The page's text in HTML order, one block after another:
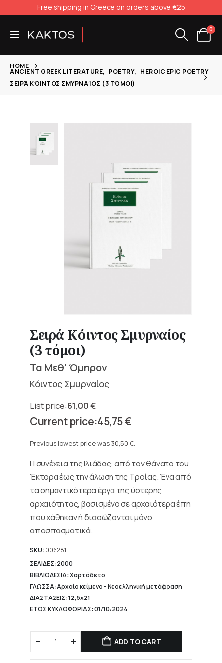
Free shipping in Greece on orders above €25
0
HOME
ANCIENT GREEK LITERATURE, POETRY, HEROIC EPIC POETRY
ΣΕΙΡΆ ΚΌΙΝΤΟΣ ΣΜΥΡΝΑΊΟΣ (3 ΤΌΜΟΙ)
Σειρά Κόιντος Σμυρναίος
(3 τόμοι)
Τα Μεθ' Όμηρον
Κόιντος Σμυρναίος
61,00€
Original
price
61,00 €.
45,75€
price
45,75 €.
Previous lowest price was 30,50 €.
Η συνέχεια της Ιλιάδας: από τον θάνατο του
Έκτορα έως την άλωση της Τροίας. Ένα από
τα σημαντικότερα έργα της ύστερης
αρχαιότητας, βασισμένο σε αρχαιότερα έπη
που χάθηκαν ή διασώζονται μόνο
αποσπασματικά.
SKU: 006281
ΣΕΛΙΔΕΣ: 2000
ΒΙΒΛΙΟΔΕΣΙΑ: Χαρτόδετο
ΓΛΩΣΣΑ: Αρχαίο κείμενο - Νεοελληνική μετάφραση
ΔΙΑΣΤΑΣΕΙΣ: 12,5x21
ΕΤΟΣ ΚΥΚΛΟΦΟΡΙΑΣ: 01/10/2024
ADD TO CART